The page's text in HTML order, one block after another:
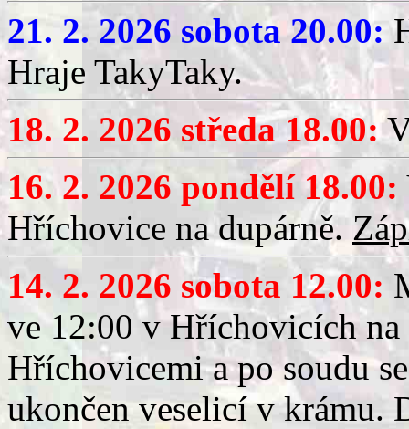
21. 2. 2026 sobota 20.00:
Hraje TakyTaky.
18. 2. 2026 středa 18.00:
16. 2. 2026 pondělí 18.00:
Hříchovice na dupárně.
14. 2. 2026 sobota 12.00:
ve 12:00 v Hříchovicích
Hříchovicemi a po soudu
ukončen veselicí v krámu.